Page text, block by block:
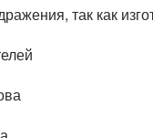
так как